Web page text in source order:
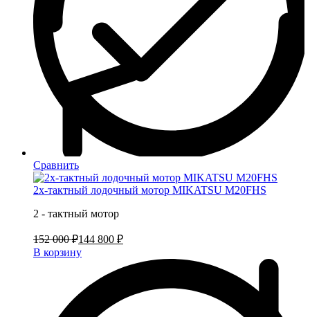
Сравнить
2х-тактный лодочный мотор MIKATSU M20FHS
2 - тактный мотор
152 000 ₽144 800 ₽
В корзину